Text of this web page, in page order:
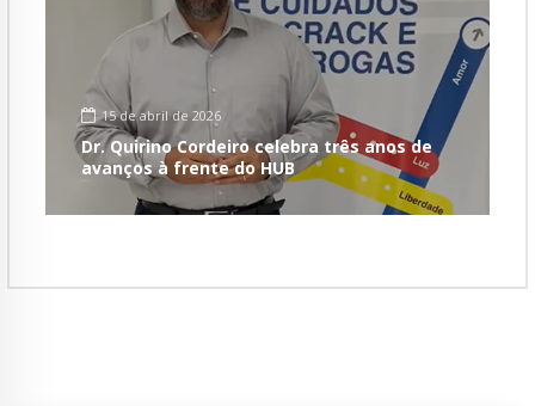
15 de abril de 2026
Dr. Quirino Cordeiro celebra três anos de
avanços à frente do HUB